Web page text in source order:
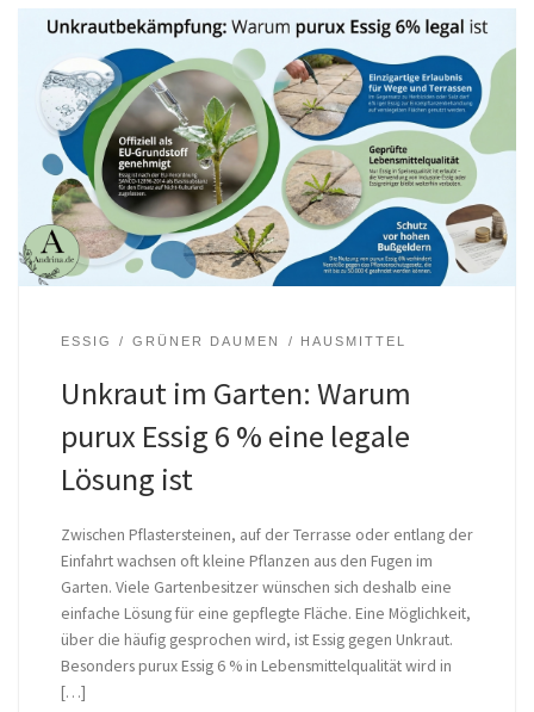
ESSIG GRÜNER DAUMEN HAUSMITTEL
Unkraut im Garten: Warum
purux Essig 6 % eine legale
Lösung ist
Zwischen Pflastersteinen, auf der Terrasse oder entlang der
Einfahrt wachsen oft kleine Pflanzen aus den Fugen im
Garten. Viele Gartenbesitzer wünschen sich deshalb eine
einfache Lösung für eine gepflegte Fläche. Eine Möglichkeit,
über die häufig gesprochen wird, ist Essig gegen Unkraut.
Besonders purux Essig 6 % in Lebensmittelqualität wird in
[…]